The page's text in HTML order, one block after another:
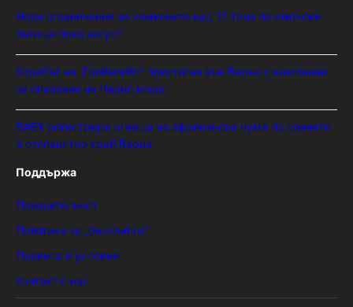
Нови ограничения за камионите над 12 тона по ключови
пътища през август
Корабът на „Грийнпийс“ пристигна във Варна с кампания
за опазване на Черно море
БАБХ регистрира огнище на африканска чума по свинете
в стопанство край Варна
Поддържа
Поверителност
Политика за „бисквитки“
Правила и условия
Контакт с нас